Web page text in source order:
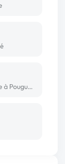
Développeur JavaScript freelance à Pougues-les-eaux